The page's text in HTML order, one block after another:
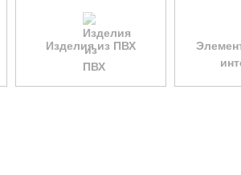
Изделия из ПВХ